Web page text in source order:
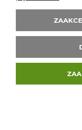
Zapisz się